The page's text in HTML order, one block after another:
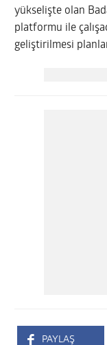
yükselişte olan
platformu ile
geliştirilmesi
PAYLAŞ